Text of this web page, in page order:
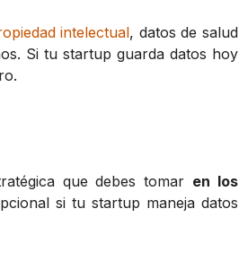
intelectual, datos de salud
Si tu startup guarda datos hoy
que debes tomar en los
si tu startup maneja datos